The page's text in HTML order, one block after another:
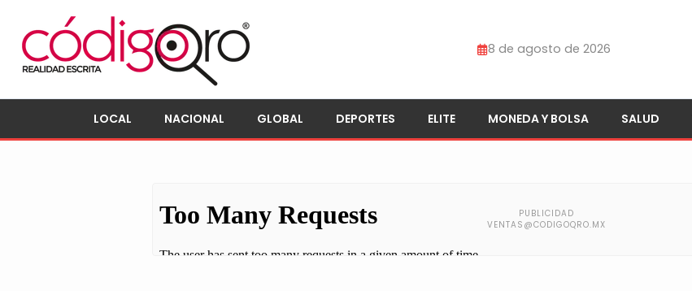
8 de agosto de 2026
LOCAL NACIONAL GLOBAL DEPORTES ELITE MONEDA Y BOLSA SALUD